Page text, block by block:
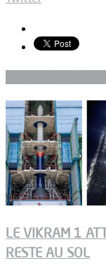
LE VIKRAM 1
RESTE AU SOL